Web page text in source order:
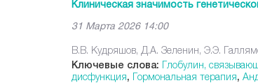
Клиническая значимость
31 Марта 2026 14:00
В.В. Кудряшов, Д.А. Зеленин, Э.Э.
Ключевые слова: Глобулин,
дисфункция, Гормональная терапия,